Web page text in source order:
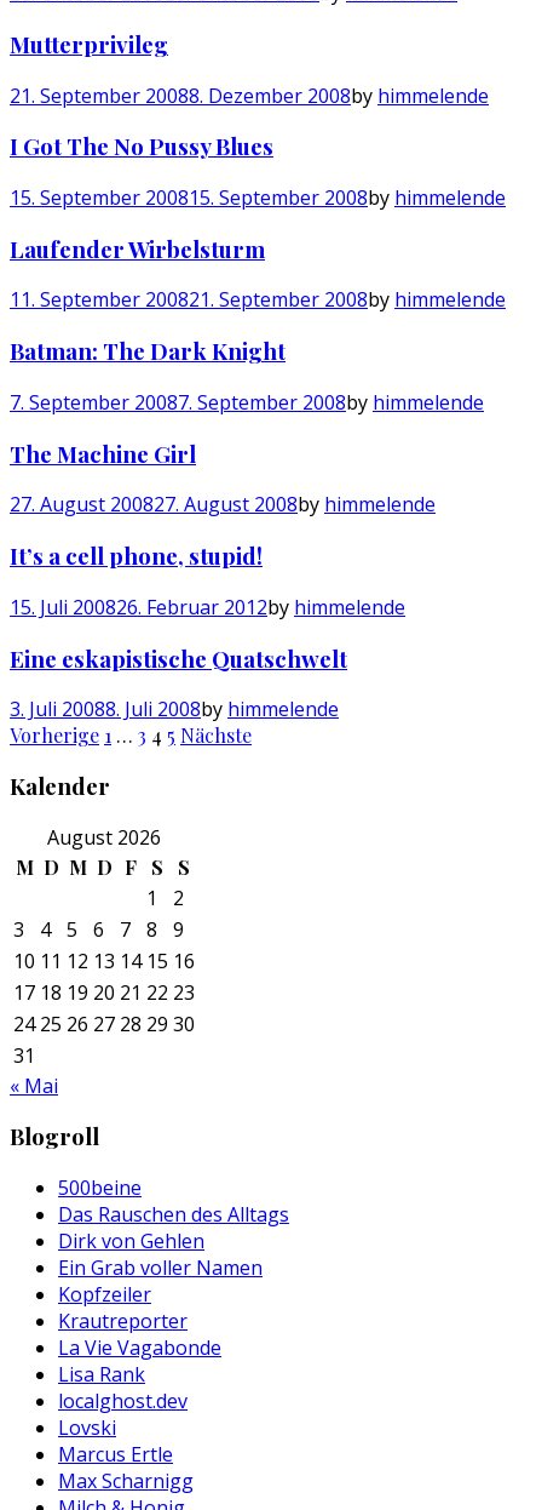
Mutterprivileg
21. September 20088. Dezember 2008by himmelende
I Got The No Pussy Blues
15. September 200815. September 2008by himmelende
Laufender Wirbelsturm
11. September 200821. September 2008by himmelende
Batman: The Dark Knight
7. September 20087. September 2008by himmelende
The Machine Girl
27. August 200827. August 2008by himmelende
It’s a cell phone, stupid!
15. Juli 200826. Februar 2012by himmelende
Eine eskapistische Quatschwelt
3. Juli 20088. Juli 2008by himmelende
Seitennummerierung
der
Vorherige 1 … 3 4 5 Nächste
Kalender
August 2026
M D M D F S S
1
2
3
4 5 6 7 8
9
10 11 12 13 14 15 16
17 18 19 20 21 22 23
24 25 26 27 28 29 30
31
« Mai
Blogroll
500beine
Das Rauschen des Alltags
Dirk von Gehlen
Ein Grab voller Namen
Kopfzeiler
Krautreporter
La Vie Vagabonde
Lisa Rank
localghost.dev
Lovski
Marcus Ertle
Max Scharnigg